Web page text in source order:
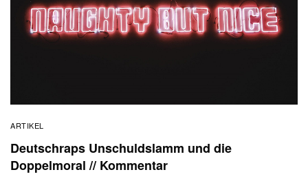
ARTIKEL
Deutschraps Unschuldslamm und die
Doppelmoral // Kommentar